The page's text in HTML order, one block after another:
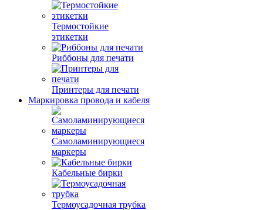
Термостойкие
этикетки
Риббоны для печати
Принтеры для печати
Маркировка провода и кабеля
Самоламинирующиеся
маркеры
Кабельные бирки
Термоусадочная трубка